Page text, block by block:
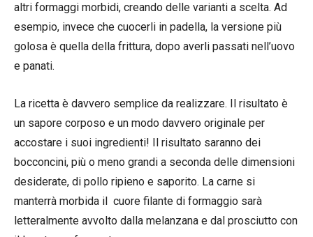
altri formaggi morbidi, creando delle varianti a scelta. Ad
esempio, invece che cuocerli in padella, la versione più
golosa è quella della frittura, dopo averli passati nell’uovo
e panati.
La ricetta è davvero semplice da realizzare. Il risultato è
un sapore corposo e un modo davvero originale per
accostare i suoi ingredienti! Il risultato saranno dei
bocconcini, più o meno grandi a seconda delle dimensioni
desiderate, di pollo ripieno e saporito. La carne si
manterrà morbida il cuore filante di formaggio sarà
letteralmente avvolto dalla melanzana e dal prosciutto con